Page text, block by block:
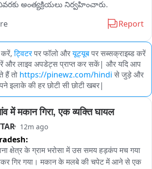
అంత్యక్రియలు నిర్వహించారు.
Report
ट्विटरपर फॉलो औरयूट्यूबपर सब्सक्राइब्ड करें
और लाइव अपडेट्स प्राप्त कर सकें| और यदि आप
हैं तो https://pinewz.com/hindi से जुड़े और
इलाके की हर छोटी सी छोटी खबर|
में मकान गिरा, एक व्यक्ति घायल
12m ago
क्षेत्र के ग्राम भरोसा में उस समय हड़कंप मच गया
गिर गया। मकान के मलबे की चपेट में आने से एक